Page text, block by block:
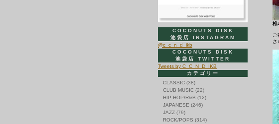
椎
さ
COCONUTS DISK
池袋店 INSTAGRAM
@c_c_n_d_ikb
COCONUTS DISK
池袋店 TWITTER
Tweets by C_C_N_D_IKB
カテゴリー
CLASSIC (38)
CLUB MUSIC (22)
HIP HOP/R&B (12)
JAPANESE (246)
JAZZ (79)
ROCK/POPS (314)